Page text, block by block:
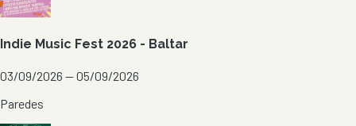
Indie Music Fest 2026 - Baltar
03/09/2026 — 05/09/2026
Paredes